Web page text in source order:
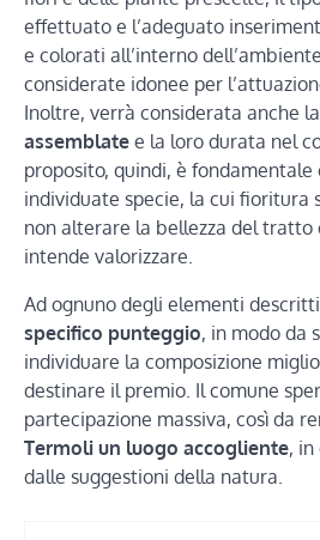
effettuato e l’adeguato
e colorati all’interno
considerate idonee per
Inoltre, verrà considerata anche la
assemblate e la loro durata nel
proposito, quindi, è fondamentale
individuate specie, la cui fioritura
non alterare la bellezza del tratto
intende valorizzare.
Ad ognuno degli elementi descritti
specifico punteggio, in modo da
individuare la composizione
destinare il premio. Il comune
partecipazione massiva, così da
Termoli un luogo accogliente,
dalle suggestioni della natura.